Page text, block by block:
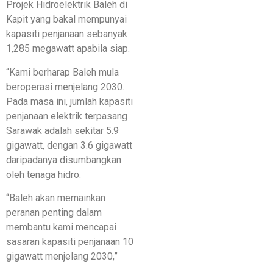
Projek Hidroelektrik Baleh di
Kapit yang bakal mempunyai
kapasiti penjanaan sebanyak
1,285 megawatt apabila siap.
“Kami berharap Baleh mula
beroperasi menjelang 2030.
Pada masa ini, jumlah kapasiti
penjanaan elektrik terpasang
Sarawak adalah sekitar 5.9
gigawatt, dengan 3.6 gigawatt
daripadanya disumbangkan
oleh tenaga hidro.
“Baleh akan memainkan
peranan penting dalam
membantu kami mencapai
sasaran kapasiti penjanaan 10
gigawatt menjelang 2030,”